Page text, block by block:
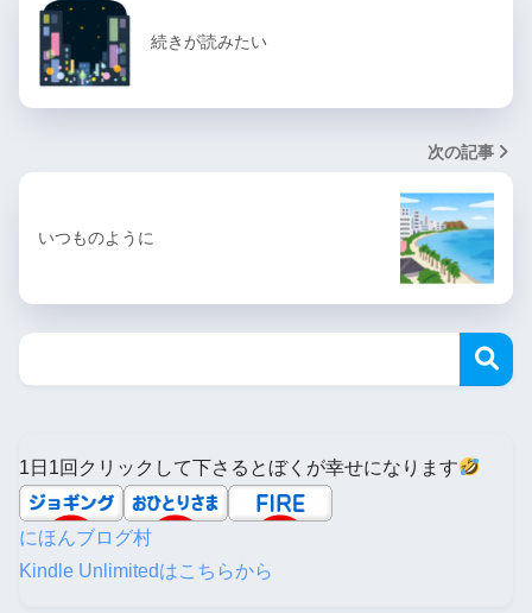
続きが読みたい
次の記事
いつものように
1日1回クリックして下さるとぼくが幸せになります
にほんブログ村
Kindle Unlimitedはこちらから